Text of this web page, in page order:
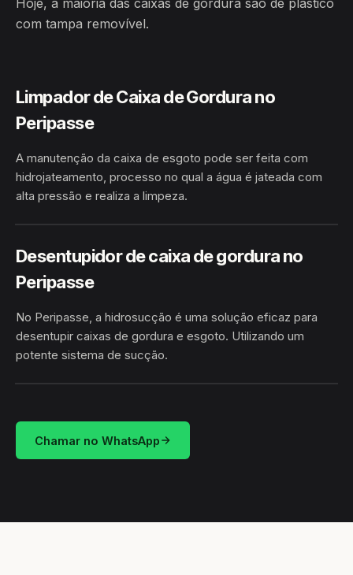
Hoje, a maioria das caixas de gordura são de plástico
com tampa removível.
Limpador de Caixa de Gordura no
Peripasse
A manutenção da caixa de esgoto pode ser feita com
hidrojateamento, processo no qual a água é jateada com
alta pressão e realiza a limpeza.
HIDROJATEAMENTO
Desentupidor de caixa de gordura no
Peripasse
No Peripasse, a hidrosucção é uma solução eficaz para
desentupir caixas de gordura e esgoto. Utilizando um
potente sistema de sucção.
HIDROSUCÇÃO
Chamar no WhatsApp